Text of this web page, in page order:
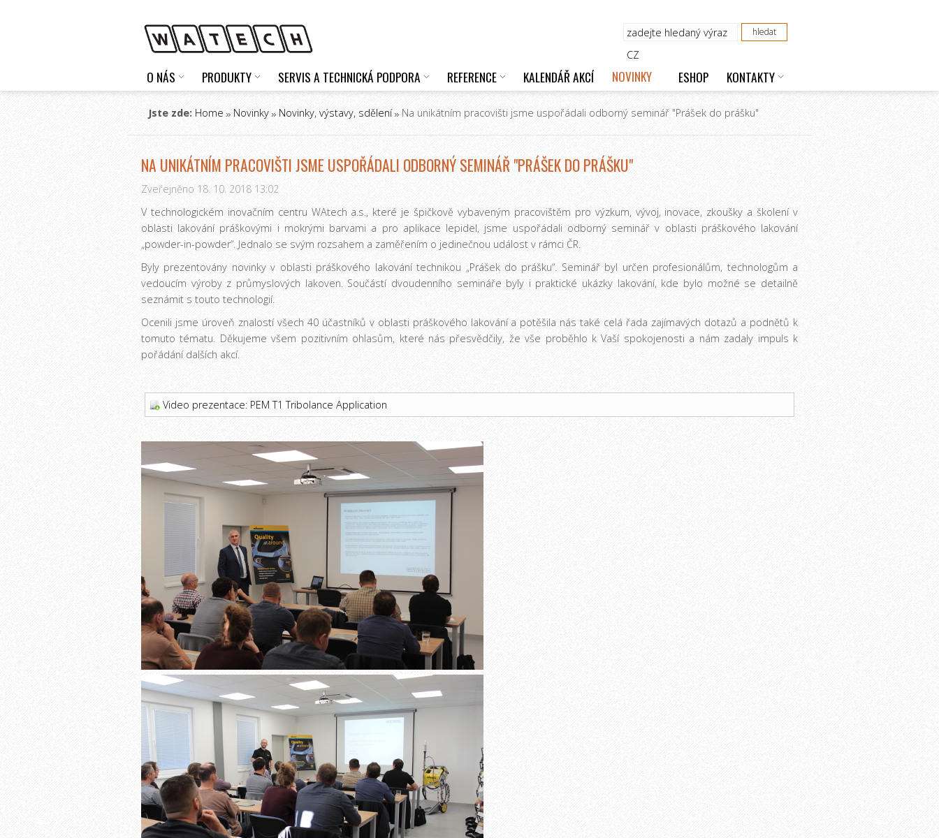
CZ
O NÁS PRODUKTY SERVIS A TECHNICKÁ PODPORA REFERENCE KALENDÁŘ AKCÍ NOVINKY ESHOP KONTAKTY
Jste zde: Home Novinky Novinky, výstavy, sdělení Na unikátním pracovišti jsme uspořádali odborný seminář "Prášek do prášku"
NA UNIKÁTNÍM PRACOVIŠTI JSME USPOŘÁDALI ODBORNÝ SEMINÁŘ "PRÁŠEK DO PRÁŠKU"
Zveřejněno 18. 10. 2018 13:02
V technologickém inovačním centru WAtech a.s., které je špičkově vybaveným pracovištěm pro výzkum, vývoj, inovace, zkoušky a školení v
oblasti lakování práškovými i mokrými barvami a pro aplikace lepidel, jsme uspořádali odborný seminář v oblasti práškového lakování
„powder-in-powder“. Jednalo se svým rozsahem a zaměřením o jedinečnou událost v rámci ČR.
Byly prezentovány novinky v oblasti práškového lakování technikou „Prášek do prášku“. Seminář byl určen profesionálům, technologům a
vedoucím výroby z průmyslových lakoven. Součástí dvoudenního semináře byly i praktické ukázky lakování, kde bylo možné se detailně
seznámit s touto technologií.
Ocenili jsme úroveň znalostí všech 40 účastníků v oblasti práškového lakování a potěšila nás také celá řada zajímavých dotazů a podnětů k
tomuto tématu. Děkujeme všem pozitivním ohlasům, které nás přesvědčily, že vše proběhlo k Vaší spokojenosti a nám zadaly impuls k
pořádání dalších akcí.
Video prezentace: PEM T1 Tribolance Application